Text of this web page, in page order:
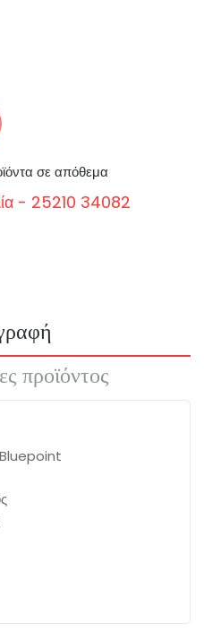
σε απόθεμα
- 25210 34082
προϊόντος
Bluepoint